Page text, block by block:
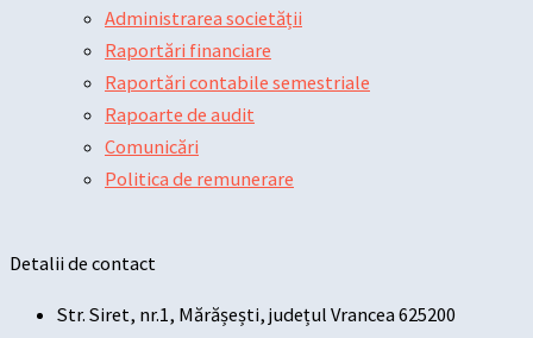
Administrarea societății
Raportări financiare
Raportări contabile semestriale
Rapoarte de audit
Comunicări
Politica de remunerare
Detalii de contact
Str. Siret, nr.1, Mărășești, județul Vrancea 625200